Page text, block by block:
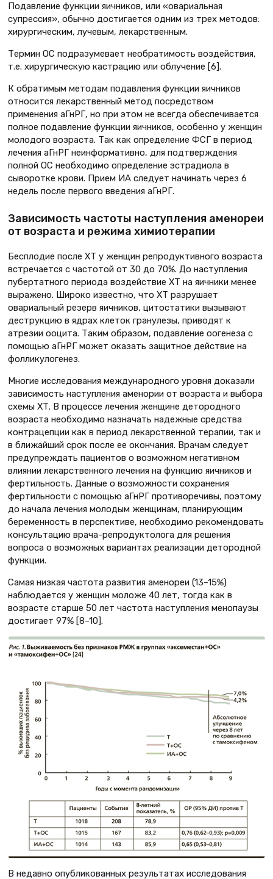
Подавление функции яичников, или «овариальная
супрессия», обычно достигается одним из трех методов:
хирургическим, лучевым, лекарственным.
Термин ОС подразумевает необратимость воздействия,
т.е. хирургическую кастрацию или облучение [6].
К обратимым методам подавления функции яичников
относится лекарственный метод посредством
применения аГнРГ, но при этом не всегда обеспечивается
полное подавление функции яичников, особенно у женщин
молодого возраста. Так как определение ФСГ в период
лечения аГнРГ неинформативно, для подтверждения
полной ОС необходимо определение эстрадиола в
сыворотке крови. Прием ИА следует начинать через 6
недель после первого введения аГнРГ.
Зависимость частоты наступления аменореи
от возраста и режима химиотерапии
Бесплодие после ХТ у женщин репродуктивного возраста
встречается с частотой от 30 до 70%. До наступления
пубертатного периода воздействие ХТ на яичники менее
выражено. Широко известно, что ХТ разрушает
овариальный резерв яичников, цитостатики вызывают
деструкцию в ядрах клеток гранулезы, приводят к
атрезии ооцита. Таким образом, подавление оогенеза с
помощью аГнРГ может оказать защитное действие на
фолликулогенез.
Многие исследования международного уровня доказали
зависимость наступления аменории от возраста и выбора
схемы ХТ. В процессе лечения женщине детородного
возраста необходимо назначать надежные средства
контрацепции как в период лекарственной терапии, так и
в ближайший срок после ее окончания. Врачам следует
предупреждать пациентов о возможном негативном
влиянии лекарственного лечения на функцию яичников и
фертильность. Данные о возможности сохранения
фертильности с помощью аГнРГ противоречивы, поэтому
до начала лечения молодым женщинам, планирующим
беременность в перспективе, необходимо рекомендовать
консультацию врача-репродуктолога для решения
вопроса о возможных вариантах реализации детородной
функции.
Самая низкая частота развития аменореи (13–15%)
наблюдается у женщин моложе 40 лет, тогда как в
возрасте старше 50 лет частота наступления менопаузы
достигает 97% [8–10].
В недавно опубликованных результатах исследования